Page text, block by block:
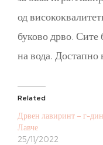
од
буково дрво. Сите
на вода.
Related
Дрвен лавиринт – г-дин
Лавче
25/11/2022